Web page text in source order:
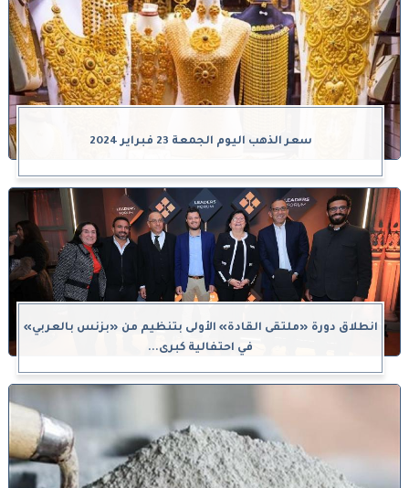
سعر الذهب اليوم الجمعة 23 فبراير 2024
انطلاق دورة «ملتقى القادة» الأولى بتنظيم من «بزنس بالعربي»
في احتفالية كبرى...